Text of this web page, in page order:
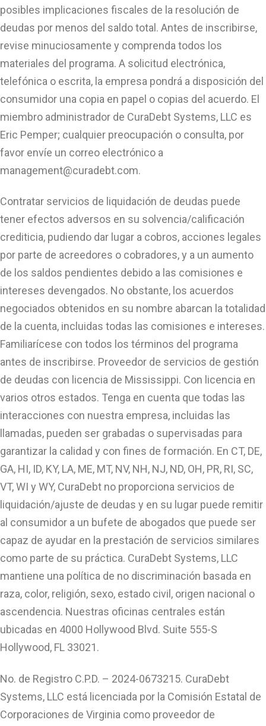
posibles implicaciones fiscales de la resolución de
deudas por menos del saldo total. Antes de inscribirse,
revise minuciosamente y comprenda todos los
materiales del programa. A solicitud electrónica,
telefónica o escrita, la empresa pondrá a disposición del
consumidor una copia en papel o copias del acuerdo. El
miembro administrador de CuraDebt Systems, LLC es
Eric Pemper; cualquier preocupación o consulta, por
favor envíe un correo electrónico a
management@curadebt.com.
Contratar servicios de liquidación de deudas puede
tener efectos adversos en su solvencia/calificación
crediticia, pudiendo dar lugar a cobros, acciones legales
por parte de acreedores o cobradores, y a un aumento
de los saldos pendientes debido a las comisiones e
intereses devengados. No obstante, los acuerdos
negociados obtenidos en su nombre abarcan la totalidad
de la cuenta, incluidas todas las comisiones e intereses.
Familiarícese con todos los términos del programa
antes de inscribirse. Proveedor de servicios de gestión
de deudas con licencia de Mississippi. Con licencia en
varios otros estados. Tenga en cuenta que todas las
interacciones con nuestra empresa, incluidas las
llamadas, pueden ser grabadas o supervisadas para
garantizar la calidad y con fines de formación. En CT, DE,
GA, HI, ID, KY, LA, ME, MT, NV, NH, NJ, ND, OH, PR, RI, SC,
VT, WI y WY, CuraDebt no proporciona servicios de
liquidación/ajuste de deudas y en su lugar puede remitir
al consumidor a un bufete de abogados que puede ser
capaz de ayudar en la prestación de servicios similares
como parte de su práctica. CuraDebt Systems, LLC
mantiene una política de no discriminación basada en
raza, color, religión, sexo, estado civil, origen nacional o
ascendencia. Nuestras oficinas centrales están
ubicadas en 4000 Hollywood Blvd. Suite 555-S
Hollywood, FL 33021.
No. de Registro C.P.D. – 2024-0673215. CuraDebt
Systems, LLC está licenciada por la Comisión Estatal de
Corporaciones de Virginia como proveedor de